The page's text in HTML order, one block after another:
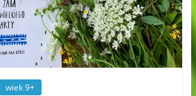
wiek 9+